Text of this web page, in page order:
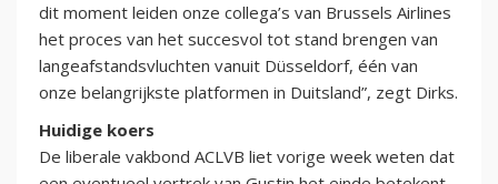
dit moment leiden onze collega’s van Brussels Airlines
het proces van het succesvol tot stand brengen van
langeafstandsvluchten vanuit Düsseldorf, één van
onze belangrijkste platformen in Duitsland”, zegt Dirks.
Huidige koers
De liberale vakbond ACLVB liet vorige week weten dat